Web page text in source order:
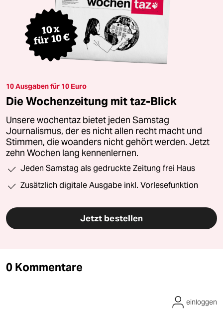
10 Ausgaben für 10 Euro
Die Wochenzeitung mit taz-Blick
Unsere wochentaz bietet jeden Samstag
Journalismus, der es nicht allen recht macht und
Stimmen, die woanders nicht gehört werden. Jetzt
zehn Wochen lang kennenlernen.
Jeden Samstag als gedruckte Zeitung frei Haus
Zusätzlich digitale Ausgabe inkl. Vorlesefunktion
Jetzt bestellen
0 Kommentare
einloggen